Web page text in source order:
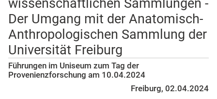
wissenschaftlichen Sammlungen -
Der Umgang mit der Anatomisch-
Anthropologischen Sammlung der
Universität Freiburg
Führungen im Uniseum zum Tag der
Provenienzforschung am 10.04.2024
Freiburg, 02.04.2024